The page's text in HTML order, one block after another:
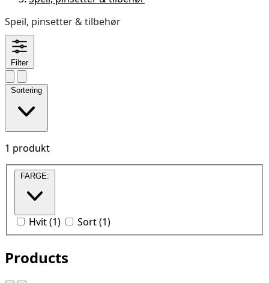
Speil, pinsetter & tilbehør
Filter
Sortering
1 produkt
FARGE:
Hvit(1) Sort(1)
Products